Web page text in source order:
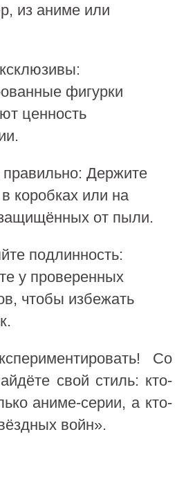
из аниме или
фигурки
ценность
Держите
коробках или на
от пыли.
подлинность:
у проверенных
чтобы избежать
Со
свой стиль: кто-
аниме-серии, а кто-
войн».